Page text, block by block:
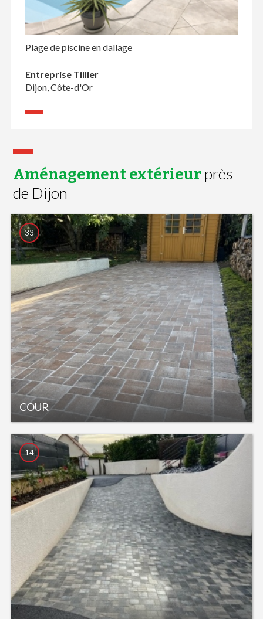
Plage de piscine en dallage
Entreprise Tillier
Dijon, Côte-d'Or
Aménagement extérieur près
de Dijon
COUR
33
14